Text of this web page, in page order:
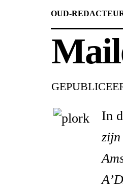
OUD-
In
zijn